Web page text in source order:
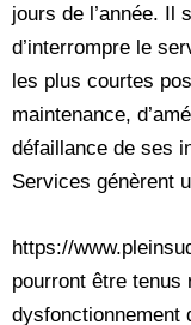
jours de l’année. Il
d’interrompre le
les plus courtes
maintenance,
défaillance de ses
Services génèrent
https://
pourront être tenus
dysfonctionnement